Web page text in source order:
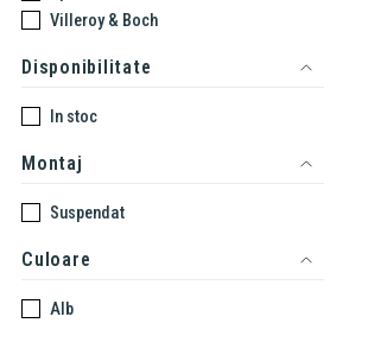
Villeroy & Boch
Disponibilitate
In stoc
Montaj
Suspendat
Culoare
Alb